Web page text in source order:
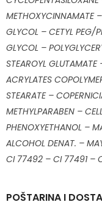
METHOXYCINNAMATE
GLYCOL – CETYL PEG/
GLYCOL –
STEAROYL
ACRYLATES
STEARATE –
METHYLPARABEN –
PHENOXYETHANOL –
ALCOHOL DENAT. –
CI 77492 – CI 77491 –
POŠTARINA I